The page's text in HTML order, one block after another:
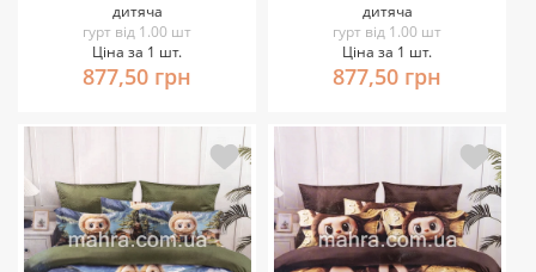
дитяча
гурт від 1.00 шт
Ціна за 1 шт.
877,50 грн
дитяча
гурт від 1.00 шт
Ціна за 1 шт.
877,50 грн